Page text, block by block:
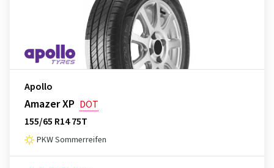
Apollo
Amazer XP DOT
155/65 R14 75T
PKW Sommerreifen